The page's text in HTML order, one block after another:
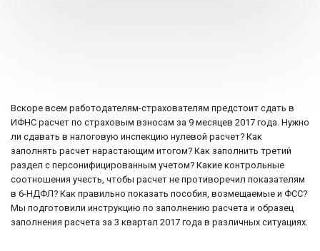
Вскоре всем работодателям-страхователям предстоит сдать в
ИФНС расчет по страховым взносам за 9 месяцев 2017 года. Нужно
ли сдавать в налоговую инспекцию нулевой расчет? Как
заполнять расчет нарастающим итогом? Как заполнить третий
раздел с персонифицированным учетом? Какие контрольные
соотношения учесть, чтобы расчет не противоречил показателям
в 6-НДФЛ? Как правильно показать пособия, возмещаемые и ФСС?
Мы подготовили инструкцию по заполнению расчета и образец
заполнения расчета за 3 квартал 2017 года в различных ситуациях.